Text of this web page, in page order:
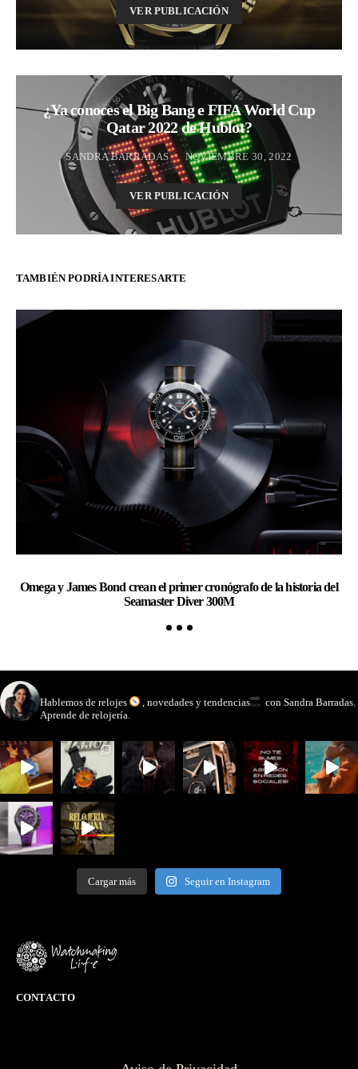
VER PUBLICACIÓN
¿Ya conoces el Big Bang e FIFA World Cup
Qatar 2022 de Hublot?
SANDRA BARRADAS NOVIEMBRE 30, 2022
VER PUBLICACIÓN
TAMBIÉN PODRÍA INTERESARTE
Omega y James Bond crean el primer cronógrafo de la historia del
Seamaster Diver 300M
Hablemos de relojes , novedades y tendencias
con Sandra Barradas.
Aprende de relojería.
Cargar más Seguir en Instagram
CONTACTO